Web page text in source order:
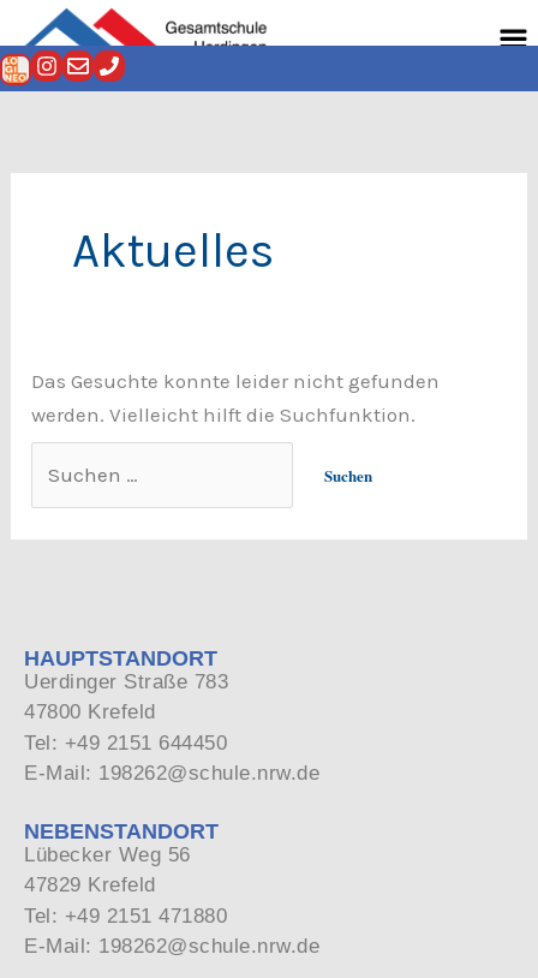
Inhalt
springen
Aktuelles
Das Gesuchte konnte leider nicht gefunden
werden. Vielleicht hilft die Suchfunktion.
Suchen
nach:
HAUPTSTANDORT
Uerdinger Straße 783
47800 Krefeld
Tel: +49 2151 644450
E-Mail: 198262@schule.nrw.de
NEBENSTANDORT
Lübecker Weg 56
47829 Krefeld
Tel: +49 2151 471880
E-Mail: 198262@schule.nrw.de